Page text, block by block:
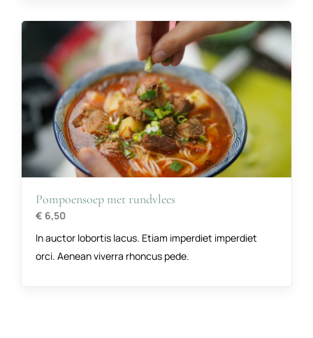
Pompoensoep met rundvlees
€ 6,50
In auctor lobortis lacus. Etiam imperdiet imperdiet
orci. Aenean viverra rhoncus pede.